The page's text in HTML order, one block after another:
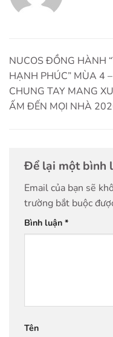
NUCOS ĐỒNG HÀNH
HẠNH PHÚC” MÙA 4 –
CHUNG TAY MANG
ẤM ĐẾN MỌI NHÀ
Để lại một bình
Email của bạn sẽ
trường bắt buộc
Bình luận *
Tên